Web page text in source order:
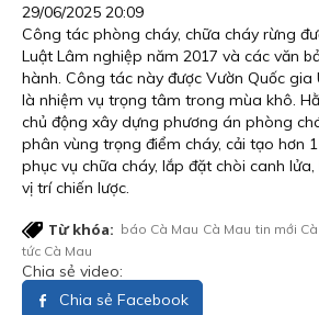
29/06/2025 20:09
Công tác phòng cháy, chữa cháy rừng
Luật Lâm nghiệp năm 2017 và các văn
hành. Công tác này được Vườn Quốc gia
là nhiệm vụ trọng tâm trong mùa khô.
chủ động xây dựng phương án phòng
phân vùng trọng điểm cháy, cải tạo hơn
phục vụ chữa cháy, lắp đặt chòi canh
vị trí chiến lược.
Từ khóa: báo Cà Mau Cà Mau tin mới
tức Cà Mau
Chia sẻ video:
Chia sẻ Facebook